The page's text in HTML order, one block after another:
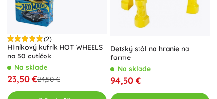
(2)
Hliníkový kufrík HOT WHEELS
na 50 autíčok
Na sklade
23,50 €24,50 €
Detský stôl na hranie na
farme
Na sklade
94,50 €